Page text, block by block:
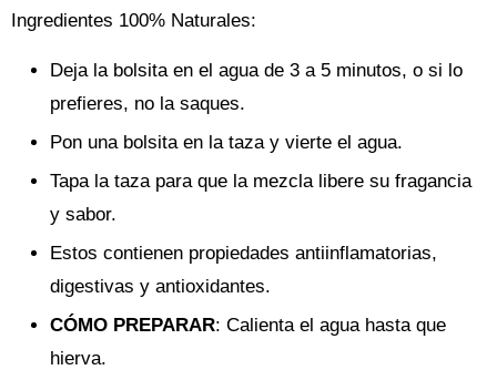
Ingredientes 100% Naturales:
Deja la bolsita en el agua de 3 a 5 minutos, o si lo
prefieres, no la saques.
Pon una bolsita en la taza y vierte el agua.
Tapa la taza para que la mezcla libere su fragancia
y sabor.
Estos contienen propiedades antiinflamatorias,
digestivas y antioxidantes.
CÓMO PREPARAR: Calienta el agua hasta que
hierva.